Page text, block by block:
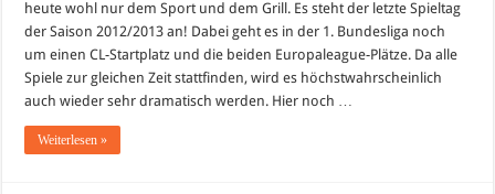
Warm
up,
Prognose,TV-
Plan
und
Social
Media
heute wohl nur dem Sport und dem Grill. Es steht der letzte Spieltag
der Saison 2012/2013 an! Dabei geht es in der 1. Bundesliga noch
um einen CL-Startplatz und die beiden Europaleague-Plätze. Da alle
Spiele zur gleichen Zeit stattfinden, wird es höchstwahrscheinlich
auch wieder sehr dramatisch werden. Hier noch …
Weiterlesen »